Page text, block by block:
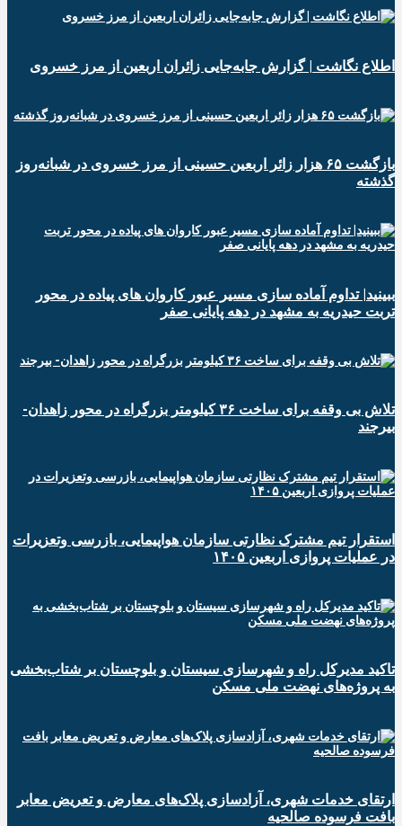
️اطلاع نگاشت | گزارش جابه‌جایی زائران اربعین از مرز خسروی
️بازگشت ۶۵ هزار زائر اربعین حسینی از مرز خسروی در شبانه‌روز
گذشته
ببینید| تداوم آماده سازی مسیر عبور کاروان های پیاده در محور
تربت حیدریه به مشهد در دهه پایانی صفر
تلاش بی وقفه برای ساخت ۳۶ کیلومتر بزرگراه در محور زاهدان-
بیرجند
استقرار تیم مشترک نظارتی سازمان هواپیمایی، بازرسی وتعزیرات
در عملیات پروازی اربعین ۱۴۰۵
تاکید مدیرکل راه و شهرسازی سیستان و بلوچستان بر شتاب‌بخشی
به پروژه‌های نهضت ملی مسکن
ارتقای خدمات شهری، آزادسازی پلاک‌های معارض و تعریض معابر
بافت فرسوده صالحیه